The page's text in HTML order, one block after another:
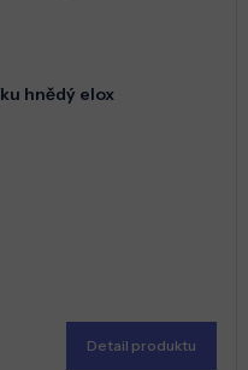
hnědý elox
Detail produktu